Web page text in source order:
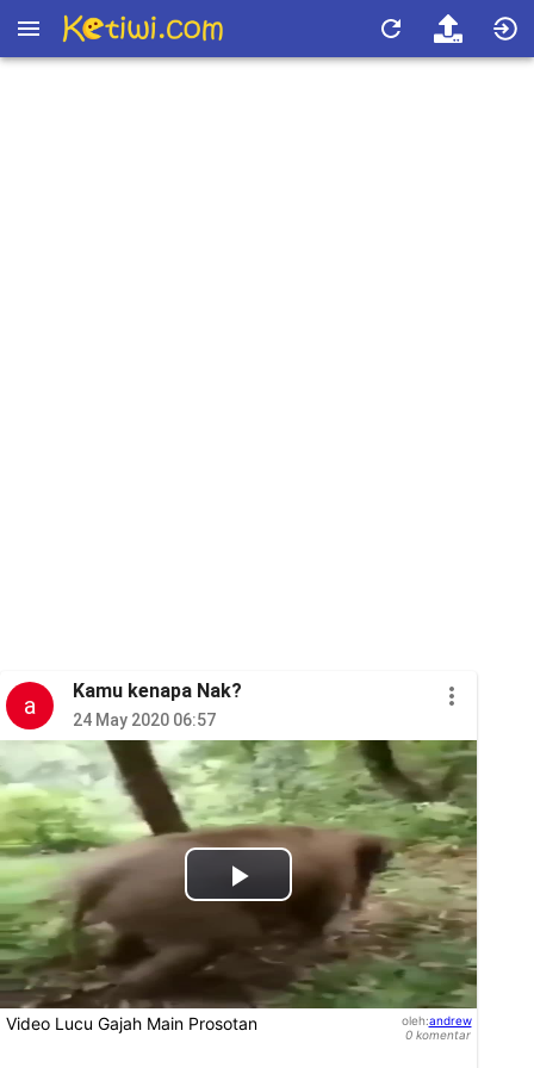
a
Kamu kenapa Nak?
24 May 2020 06:57
Play
Video
Video Lucu Gajah Main Prosotan oleh:andrew
0 komentar